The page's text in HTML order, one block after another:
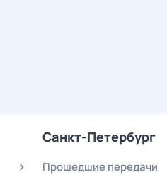
Санкт-Петербург
Прошедшие передачи